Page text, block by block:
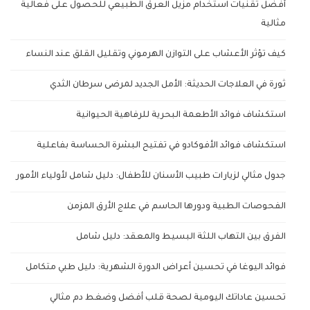
أفضل تقنيات استخدام مزيل العرق الطبيعي للحصول على فعالية
مثالية
كيف تؤثر الأعشاب على التوازن الهرموني وتقليل القلق عند النساء
ثورة في العلاجات الحديثة: الأمل الجديد لمرضى سرطان الثدي
استكشاف فوائد الأطعمة البحرية للرفاهية الحيوانية
استكشاف فوائد الأفوكادو في تفتيح البشرة الحساسة بفاعلية
جدول مثالي لزيارات طبيب الأسنان للأطفال: دليل شامل لأولياء الأمور
الفحوصات الطبية ودورها الحاسم في علاج الأرق المزمن
الفرق بين التهاب اللثة البسيط والمعقد: دليل شامل
فوائد اليوغا في تحسين أعراض الدورة الشهرية: دليل طبي متكامل
تحسين عاداتك اليومية لصحة قلب أفضل وضغط دم مثالي